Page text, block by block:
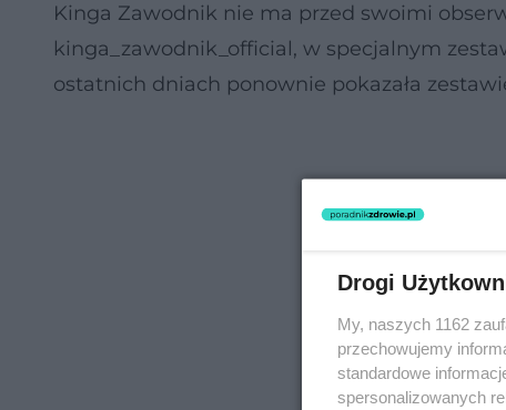
Kinga Zawodnik nie ma przed swoimi
kinga_zawodnik_official, w specjalnym
ostatnich dniach ponownie pokazała
Drogi
My, naszych 1162
przechowujemy
standardowe
spersonalizowanych